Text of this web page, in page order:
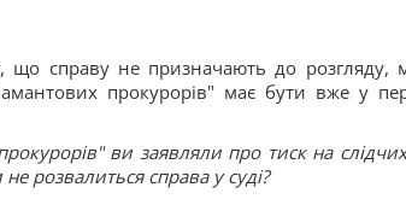
справу не призначають до розгляду,
прокурорів" має бути вже у
ви заявляли про тиск на
розвалиться справа у суді?